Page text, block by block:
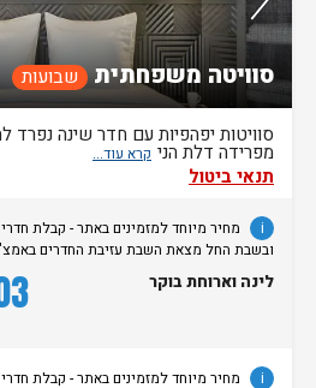
סוויטה משפחתית שבועות
סוויטות יפהפיות עם חדר שינה נפרד
מפרידה דלת הני
תנאי ביטול
i
לספא היא למבוגרים בלבד. מדיניות שונה
לינה וארוחת בוקר
i